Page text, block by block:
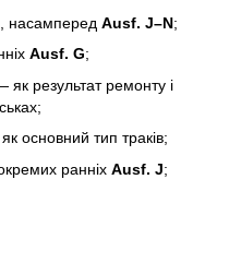
насамперед Ausf. J–N;
Ausf. G;
як результат ремонту і
основний тип траків;
ранніх Ausf. J;